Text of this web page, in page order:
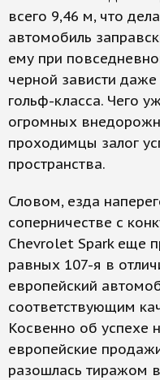
всего 9,46 м, что
автомобиль
ему при
черной зависти
гольф-класса. Чего
огромных
проходимцы залог
пространства.
Словом, езда
соперничестве с
Chevrolet Spark еще
равных 107-я в
европейский
соответствующим
Косвенно об успехе
европейские
разошлась тиражом